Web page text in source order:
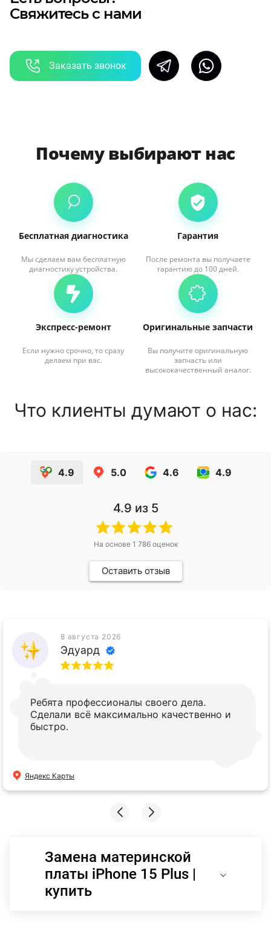
Свяжитесь с нами
Заказать звонок
Почему выбирают нас
Бесплатная диагностика
Мы сделаем вам бесплатную
диагностику устройства.
Гарантия
После ремонта вы получаете
гарантию до 100 дней.
Экспресс-ремонт
Если нужно срочно, то сразу
делаем при вас.
Оригинальные запчасти
Вы получите оригинальную
запчасть или
высококачественный аналог.
Что клиенты думают о нас:
4.9 5.0 4.6 4.9
4.9 из 5
На основе 1 786оценок
Оставить отзыв
8 августа 2026
Эдуард
Ребята профессионалы своего дела.
Сделали всё максимально качественно и
быстро.
Яндекс Карты
Замена материнской
платы iPhone 15 Plus |
купить